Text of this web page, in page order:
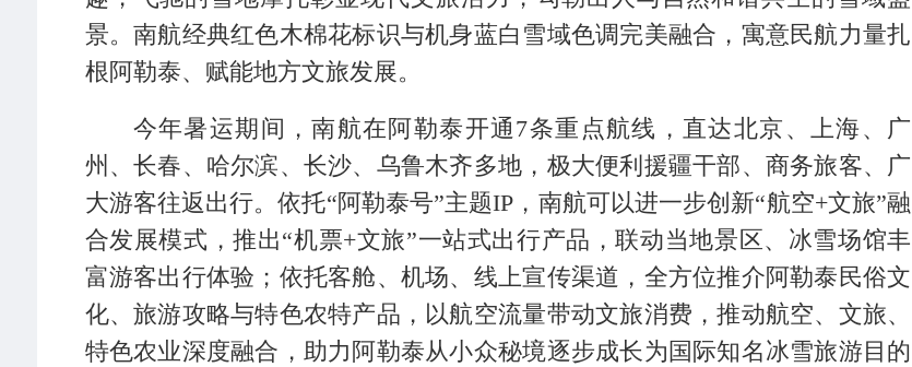
景。南航经典红色木棉花标识与机身蓝白雪域色调完美融合，寓意民航力量扎
根阿勒泰、赋能地方文旅发展。
今年暑运期间，南航在阿勒泰开通7条重点航线，直达北京、上海、广
州、长春、哈尔滨、长沙、乌鲁木齐多地，极大便利援疆干部、商务旅客、广
大游客往返出行。依托“阿勒泰号”主题IP，南航可以进一步创新“航空+文旅”融
合发展模式，推出“机票+文旅”一站式出行产品，联动当地景区、冰雪场馆丰
富游客出行体验；依托客舱、机场、线上宣传渠道，全方位推介阿勒泰民俗文
化、旅游攻略与特色农特产品，以航空流量带动文旅消费，推动航空、文旅、
特色农业深度融合，助力阿勒泰从小众秘境逐步成长为国际知名冰雪旅游目的